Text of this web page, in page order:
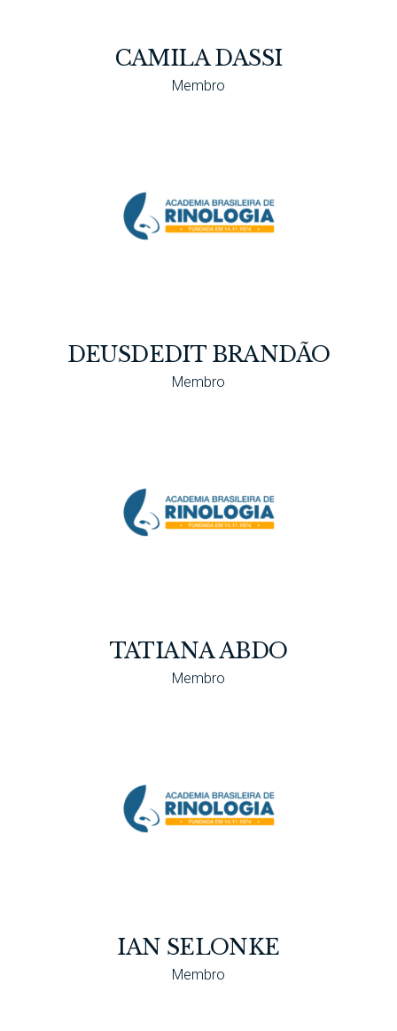
CAMILA DASSI
Membro
DEUSDEDIT BRANDÃO
Membro
TATIANA ABDO
Membro
IAN SELONKE
Membro